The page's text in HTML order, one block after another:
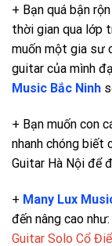
+ Bạn quá bận
thời gian qua lớp
muốn một gia sư
guitar của mình
Music Bắc Ninh
+ Bạn muốn con
nhanh chóng biết
Guitar Hà Nội để
+ Many Lux
đến nâng cao như:
Guitar Solo Cổ